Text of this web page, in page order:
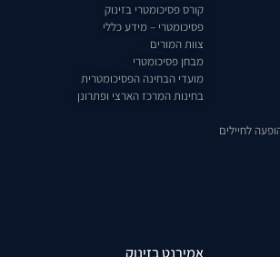
לחיילים
קורס פסיכומטרי בזינוק
פסיכומטרי – מידע כללי
צוות המורים
מבחן פסיכומטרי
מועדי הבחינה הפסיכומטרית
בחינות המרכז הארצי ופתרונן
אמירנט בזינוק